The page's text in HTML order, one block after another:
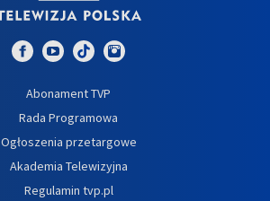
Abonament TVP
Rada Programowa
Ogłoszenia przetargowe
Akademia Telewizyjna
Regulamin tvp.pl